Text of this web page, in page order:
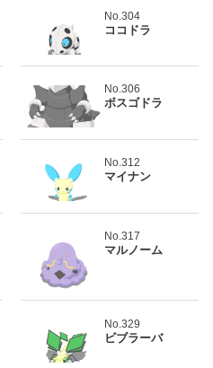
No.304
ココドラ
No.306
ボスゴドラ
No.312
マイナン
No.317
マルノーム
No.329
ビブラーバ